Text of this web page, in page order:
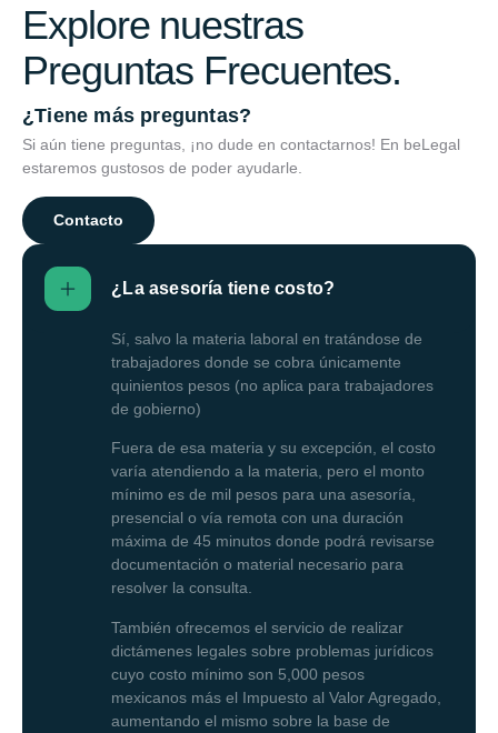
¿La asesoría tiene costo?
Sí, salvo la materia laboral en tratándose de
trabajadores donde se cobra únicamente
quinientos pesos (no aplica para trabajadores
de gobierno)
Fuera de esa materia y su excepción, el costo
varía atendiendo a la materia, pero el monto
mínimo es de mil pesos para una asesoría,
presencial o vía remota con una duración
máxima de 45 minutos donde podrá revisarse
documentación o material necesario para
resolver la consulta.
También ofrecemos el servicio de realizar
dictámenes legales sobre problemas jurídicos
cuyo costo mínimo son 5,000 pesos
mexicanos más el Impuesto al Valor Agregado,
aumentando el mismo sobre la base de
Explore nuestras
Preguntas Frecuentes.
¿Tiene más preguntas?
Si aún tiene preguntas, ¡no dude en contactarnos! En beLegal
estaremos gustosos de poder ayudarle.
Contacto